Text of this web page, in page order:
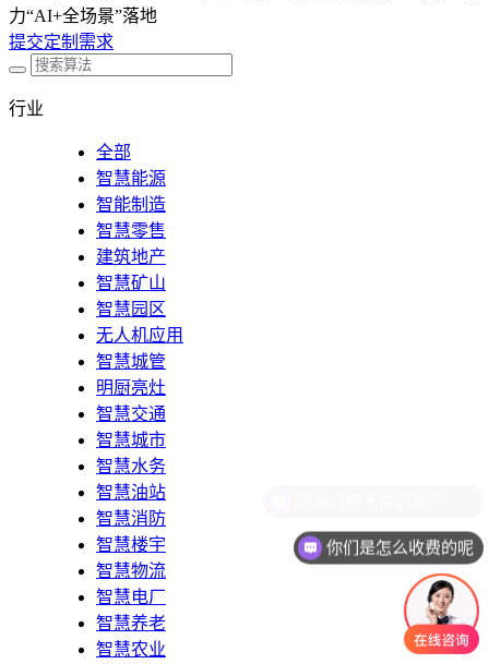
力“AI+全场景”落地
提交定制需求
行业
全部
智慧能源
智能制造
智慧零售
建筑地产
智慧矿山
智慧园区
无人机应用
智慧城管
明厨亮灶
智慧交通
智慧城市
智慧水务
智慧油站
智慧消防
智慧楼宇
智慧物流
智慧电厂
智慧养老
智慧农业
你们是怎么收费的呢